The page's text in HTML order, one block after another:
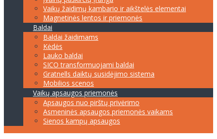
Vaikų žaidimų kambario ir aikštelės elementai
Magnetinės lentos ir priemonės
Baldai
Baldai žaidimams
Kėdės
Lauko baldai
SICO transformuojami baldai
Gratnells daiktų susidėjimo sistema
Mobilios scenos
Vaikų apsaugos priemonės
Apsaugos nuo pirštų privėrimo
Asmeninės apsaugos priemonės vaikams
Sienos kampų apsaugos